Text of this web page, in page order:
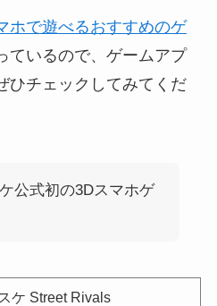
ホで遊べるおすすめのゲ
ているので、ゲームアプ
ひチェックしてみてくだ
公式初の3Dスマホゲ
ケ Street Rivals